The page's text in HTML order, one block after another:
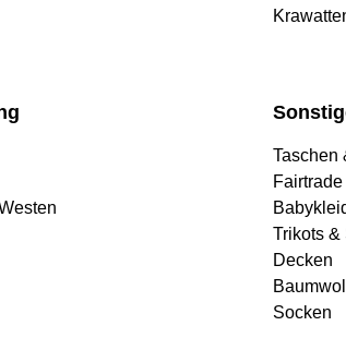
Taschen
Trikots &
Decken
Socken